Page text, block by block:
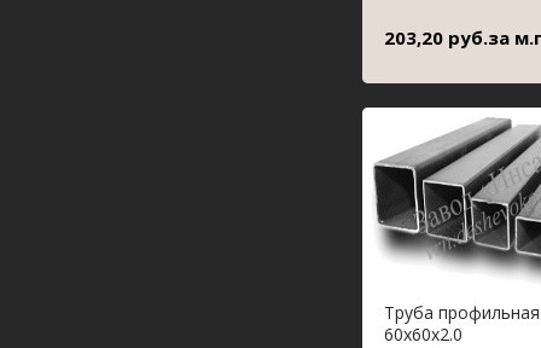
203,20 руб.за
Труба профильная
60х60х2.0